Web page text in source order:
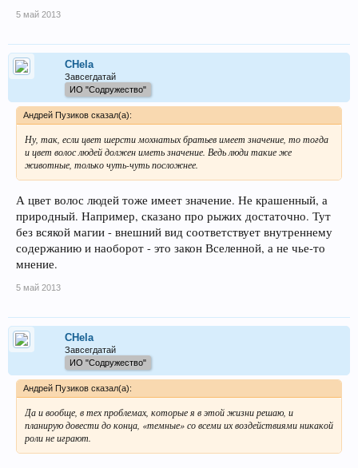
5 май 2013
CHela
Завсегдатай
ИО "Содружество"
Андрей Пузиков сказал(а):
Ну, так, если цвет шерсти мохнатых братьев имеет значение, то тогда
и цвет волос людей должен иметь значение. Ведь люди такие же
животные, только чуть-чуть посложнее.
А цвет волос людей тоже имеет значение. Не крашенный, а
природный. Например, сказано про рыжих достаточно. Тут
без всякой магии - внешний вид соответствует внутреннему
содержанию и наоборот - это закон Вселенной, а не чье-то
мнение.
5 май 2013
CHela
Завсегдатай
ИО "Содружество"
Андрей Пузиков сказал(а):
Да и вообще, в тех проблемах, которые я в этой жизни решаю, и
планирую довести до конца, «темные» со всеми их воздействиями никакой
роли не играют.